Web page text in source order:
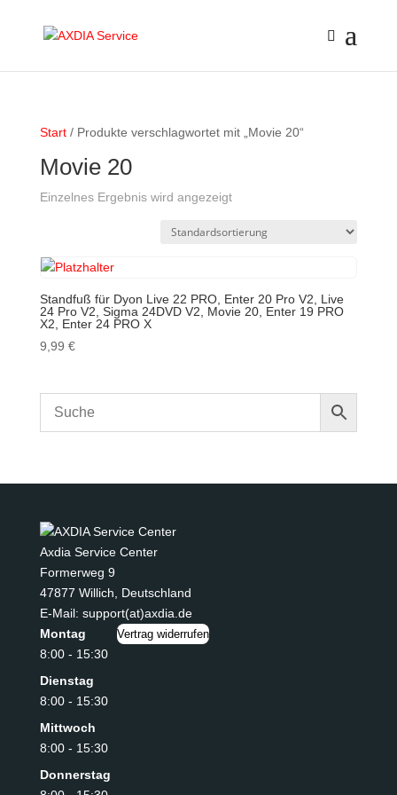
Start/ Produkte verschlagwortet mit „Movie 20“
Movie 20
Einzelnes Ergebnis wird angezeigt
Standfuß für Dyon Live 22 PRO, Enter 20 Pro V2, Live
24 Pro V2, Sigma 24DVD V2, Movie 20, Enter 19 PRO
X2, Enter 24 PRO X
9,99 €
Axdia Service Center
Formerweg 9
47877 Willich, Deutschland
E-Mail: support(at)axdia.de
Montag
8:00 - 15:30
Dienstag
8:00 - 15:30
Mittwoch
8:00 - 15:30
Donnerstag
Vertrag widerrufen